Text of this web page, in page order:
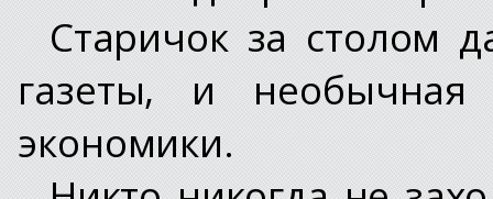
Старичок за столом
газеты, и
экономики.